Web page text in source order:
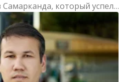
который успел